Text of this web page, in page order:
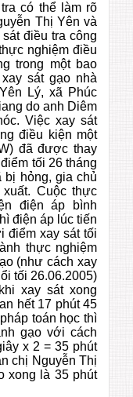
có thể làm rõ
Thị Yên và
điều tra công
nghiệm điều
trong một bao
sát gạo nhà
Lý, xã Phúc
do anh Diêm
Việc xay sát
điều kiện một
đã được thay
tối 26 tháng
bị hỏng, gia chủ
Cuộc thực
điện áp bình
điện áp lúc tiến
điểm xay sát tối
thực nghiệm
(như cách xay
tối 26.06.2005)
xay sát xong
hết 17 phút 45
toán học thì
gạo với cách
x 2 = 35 phút
chị Nguyễn Thị
xong là 35 phút